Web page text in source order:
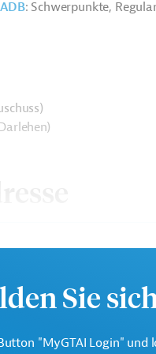
ADB: Schwerpunkte,
Die ADB ist die
Sie
"MyGTAI Login" und